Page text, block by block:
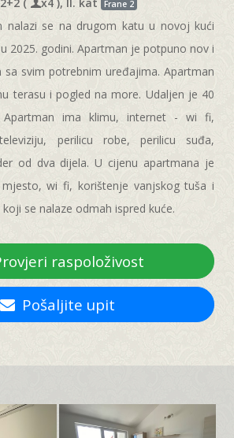
Frane 2
nalazi se na drugom katu u novoj kući
2025. godini. Apartman je potpuno nov i
sa svim potrebnim uređajima. Apartman
terasu i pogled na more. Udaljen je 40
ima klimu, internet - wi fi,
perilicu robe, perilicu suđa,
od dva dijela. U cijenu apartmana je
wi fi, korištenje vanjskog tuša i
se nalaze odmah ispred kuće.
raspoloživost
Pošaljite upit